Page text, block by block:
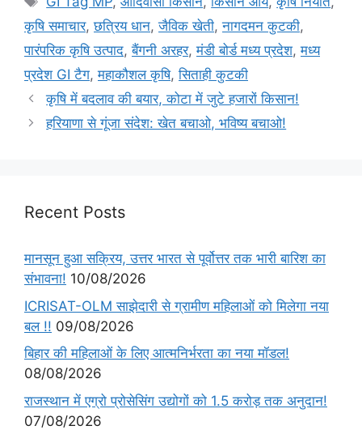
कृषि समाचार,छत्रिय धान,जैविक खेती,नागदमन कुटकी,
पारंपरिक कृषि उत्पाद,बैंगनी अरहर,मंडी बोर्ड मध्य प्रदेश,मध्य
प्रदेश GI टैग,महाकौशल कृषि,सिताही कुटकी
कृषि में बदलाव की बयार, कोटा में जुटे हजारों किसान!
हरियाणा से गूंजा संदेश: खेत बचाओ, भविष्य बचाओ!
Recent Posts
मानसून हुआ सक्रिय, उत्तर भारत से पूर्वोत्तर तक भारी बारिश का
संभावना! 10/08/2026
ICRISAT-OLM साझेदारी से ग्रामीण महिलाओं को मिलेगा नया
बल !! 09/08/2026
बिहार की महिलाओं के लिए आत्मनिर्भरता का नया मॉडल!
08/08/2026
राजस्थान में एग्रो प्रोसेसिंग उद्योगों को 1.5 करोड़ तक अनुदान!
07/08/2026